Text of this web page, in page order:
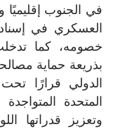
في الجنوب إقليميًا
العسكري في
خصومه، كما
بذريعة حماية
الدولي قرارًا
وتعزيز قدراتها